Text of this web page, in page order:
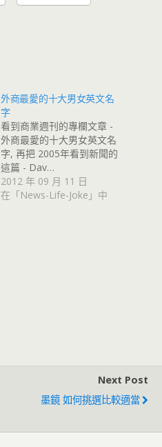
外商最愛的十大男女英文名
字
看到商業週刊的專欄文章 -
外商最愛的十大男女英文名
字, 再把 2005年看到新聞的
這篇 - Dav…
2012 年 09 月 11 日
在「News-Life-Joke」中
Next Post
墨鏡 如何挑選比較適當